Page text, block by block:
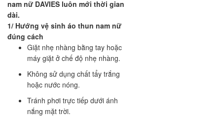
nam nữ DAVIES luôn mới thời gian
dài.
1/ Hướng vệ sinh áo thun nam nữ
đúng cách
Giặt nhẹ nhàng bằng tay hoặc
máy giặt ở chế độ nhẹ nhàng.
Không sử dụng chất tẩy trắng
hoặc nước nóng.
Tránh phơi trực tiếp dưới ánh
nắng mặt trời.